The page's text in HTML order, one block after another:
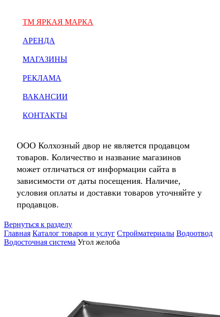
ТМ ЯРКАЯ МАРКА
АРЕНДА
МАГАЗИНЫ
РЕКЛАМА
ВАКАНСИИ
КОНТАКТЫ
ООО Колхозный двор не является продавцом
товаров. Количество и название магазинов
может отличаться от информации сайта в
зависимости от даты посещения. Наличие,
условия оплаты и доставки товаров уточняйте у
продавцов.
Вернуться к разделу
Главная Каталог товаров и услуг Стройматериалы Водоотвод
Водосточная система Угол желоба